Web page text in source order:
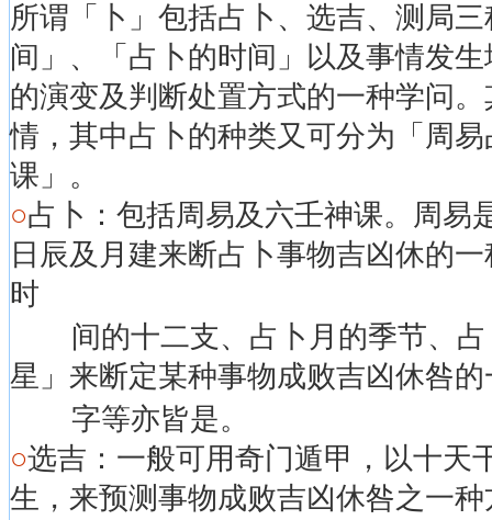
所谓「卜」包括占卜、选吉、测局
间」、「占卜的时间」以及事情发
的演变及判断处置方式的一种学问
情，其中占卜的种类又可分为「周
课」。
○占卜：包括周易及六壬神课。周易
日辰及月建来断占卜事物吉凶休的
时
间的十二支、占卜月的季节、占
星」来断定某种事物成败吉凶休咎
字等亦皆是。
○选吉：一般可用奇门遁甲，以十天
生，来预测事物成败吉凶休咎之一